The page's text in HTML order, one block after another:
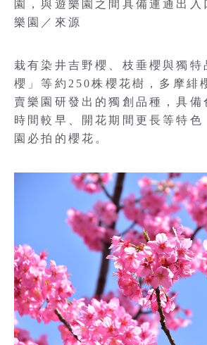
園，與遊樂園之間具備連通出
樂園／來源
栽有染井吉野櫻、枝垂櫻與獨特
櫻」等約250株櫻花樹，多摩緋
賣樂園研發出的獨創品種，具備
時間較早、開花期間更長等特色
園必拍的櫻花。